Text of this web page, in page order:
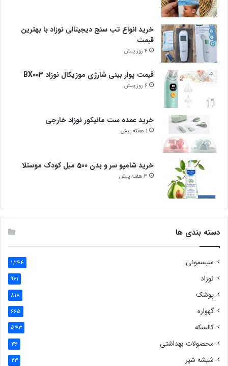
خرید انواع تب سنج دیجیتالی نوزاد با بهترین
قیمت
4 روز پیش
قیمت پوار بینی شارژی موزیکال نوزاد BX003
6 روز پیش
خرید عمده ست مانیکور نوزاد خارجی
1 هفته پیش
خرید شامپو سر و بدن 500 میل کودک موستلا
3 هفته پیش
دسته بندی ها
سیسمونی 1,244
نوزاد 961
پوشک 818
گهواره 665
کالسکه 543
محصولات بهداشتی 36
شیشه شیر 23